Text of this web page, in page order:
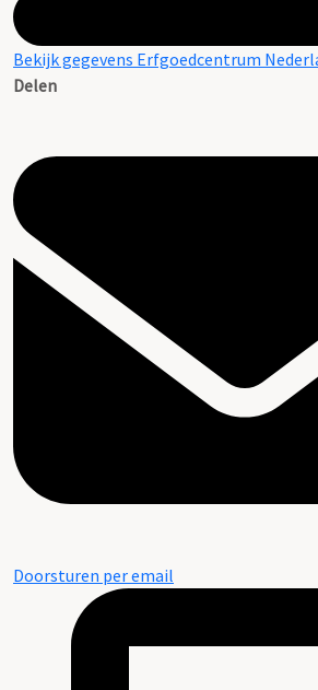
Bekijk gegevens Erfgoedcentrum
Delen
Doorsturen per email